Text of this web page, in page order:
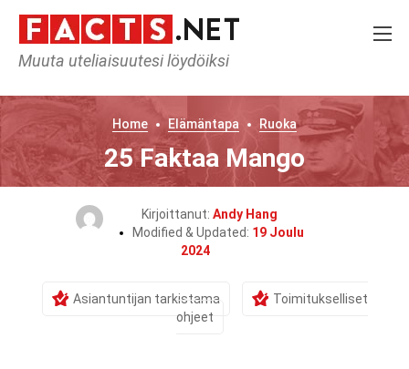
Muuta uteliaisuutesi löydöiksi
Home Elämäntapa Ruoka
25 Faktaa Mango
Kirjoittanut: Andy Hang
Modified & Updated: 19 Joulu
2024
Asiantuntijan tarkistama
Toimitukselliset
ohjeet